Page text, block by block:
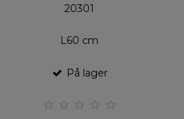
20301
L60 cm
På lager